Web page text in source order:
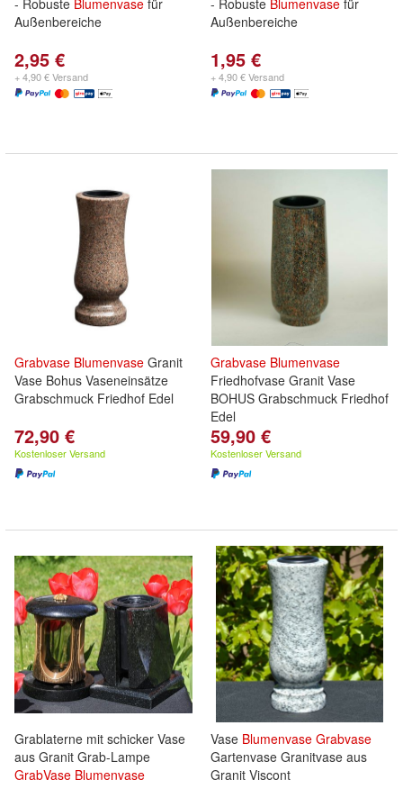
- Robuste Blumenvase für
Außenbereiche
2,95 €
+ 4,90 € Versand
- Robuste Blumenvase für
Außenbereiche
1,95 €
+ 4,90 € Versand
Grabvase Blumenvase Granit
Vase Bohus Vaseneinsätze
Grabschmuck Friedhof Edel
72,90 €
Kostenloser Versand
Grabvase Blumenvase
Friedhofvase Granit Vase
BOHUS Grabschmuck Friedhof
Edel
59,90 €
Kostenloser Versand
Grablaterne mit schicker Vase
aus Granit Grab-Lampe
GrabVase Blumenvase
Vase Blumenvase Grabvase
Gartenvase Granitvase aus
Granit Viscont